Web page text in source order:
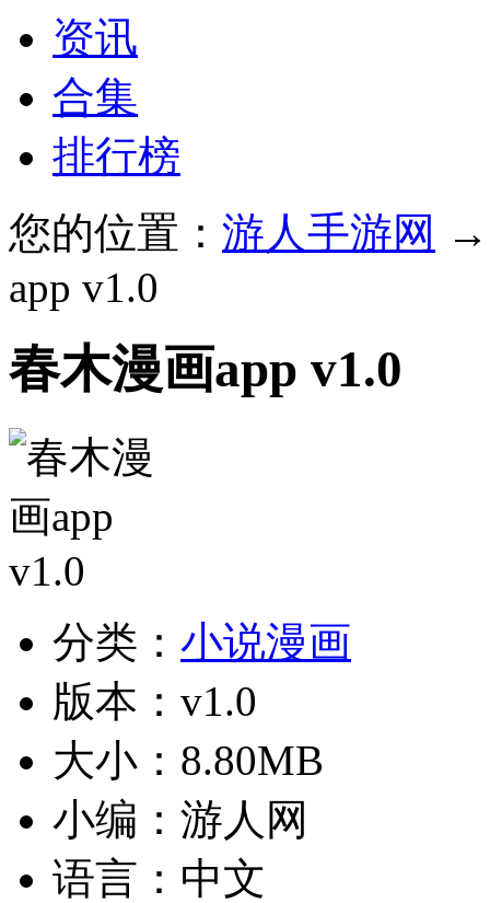
资讯
合集
排行榜
您的位置： 游人手游网
app v1.0
春木漫画app v1.0
分类： 小说漫画
版本：v1.0
大小：8.80MB
小编：游人网
语言：中文